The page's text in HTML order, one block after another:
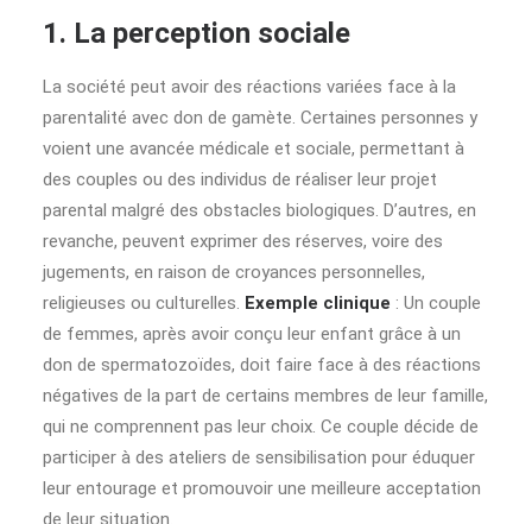
1. La perception sociale
La société peut avoir des réactions variées face à la
parentalité avec don de gamète. Certaines personnes y
voient une avancée médicale et sociale, permettant à
des couples ou des individus de réaliser leur projet
parental malgré des obstacles biologiques. D’autres, en
revanche, peuvent exprimer des réserves, voire des
jugements, en raison de croyances personnelles,
religieuses ou culturelles. Exemple clinique : Un couple
de femmes, après avoir conçu leur enfant grâce à un
don de spermatozoïdes, doit faire face à des réactions
négatives de la part de certains membres de leur famille,
qui ne comprennent pas leur choix. Ce couple décide de
participer à des ateliers de sensibilisation pour éduquer
leur entourage et promouvoir une meilleure acceptation
de leur situation.